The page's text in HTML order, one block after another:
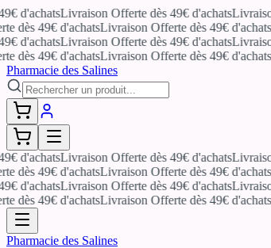
d'achatsLivraison Offerte dès 49€ d'achatsLivraison
49€ d'achatsLivraison Offerte dès 49€ d'achats
d'achatsLivraison Offerte dès 49€ d'achatsLivraison
49€ d'achatsLivraison Offerte dès 49€ d'achats
Pharmacie des Salines
d'achatsLivraison Offerte dès 49€ d'achatsLivraison
49€ d'achatsLivraison Offerte dès 49€ d'achats
d'achatsLivraison Offerte dès 49€ d'achatsLivraison
49€ d'achatsLivraison Offerte dès 49€ d'achats
Pharmacie des Salines